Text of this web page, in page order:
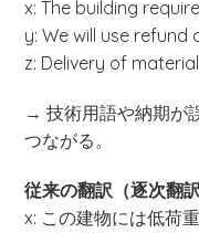
x: The building
y: We will use refund
z: Delivery of
→ 技術用語や納期が
つながる。
従来の翻訳（逐次翻訳
x: この建物には低荷